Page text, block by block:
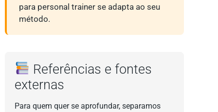
para personal trainer se adapta ao seu
método.
Referências e fontes
externas
Para quem quer se aprofundar, separamos